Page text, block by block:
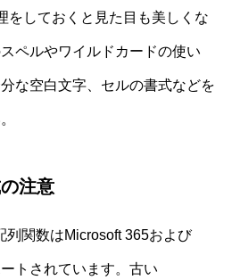
をしておくと見た目も美しくな
ペルやワイルドカードの使い
な空白文字、セルの書式などを
注意
列関数はMicrosoft 365および
トされています。古い